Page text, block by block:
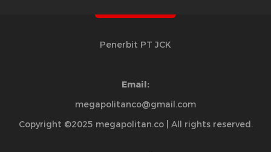
Penerbit PT JCK
Email:
megapolitanco@gmail.com
Copyright ©2025 megapolitan.co | All rights reserved.